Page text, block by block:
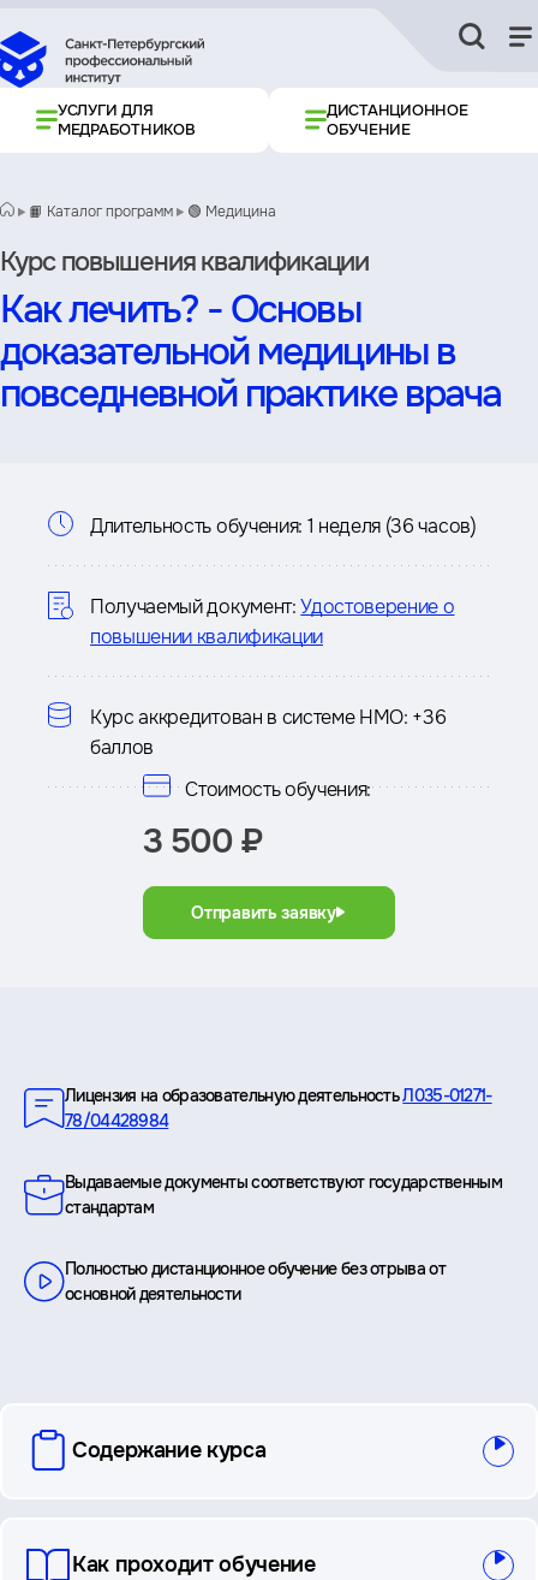
УСЛУГИ ДЛЯ
МЕДРАБОТНИКОВ
ДИСТАНЦИОННОЕ
ОБУЧЕНИЕ
📙 Каталог программ 🟢 Медицина
Курс повышения квалификации
Как лечить? - Основы
доказательной медицины в
повседневной практике врача
Информация
о
курсе
Длительность обучения: 1 неделя (36 часов)
Получаемый документ: Удостоверение о
повышении квалификации
Курс аккредитован в системе НМО: +36
баллов
Стоимость обучения:
3 500 ₽
Отправить заявку
Лицензия на образовательную деятельностьЛ035-01271-
78/04428984
Выдаваемые документы соответствуют государственным
стандартам
Полностью дистанционное обучение без отрыва от
основной деятельности
вопросы
Содержание курса
Как проходит обучение